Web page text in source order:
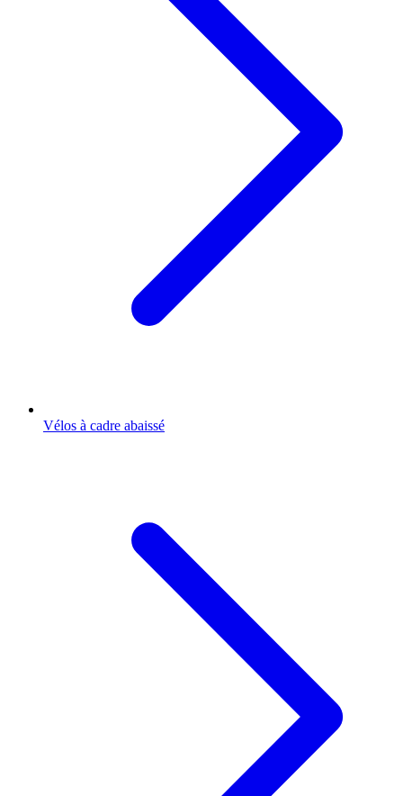
Vélos à cadre abaissé